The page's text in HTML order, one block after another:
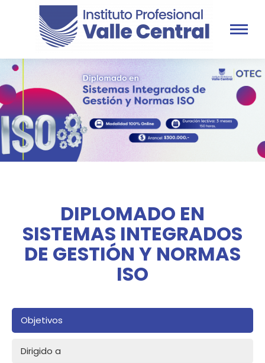
DIPLOMADO EN
SISTEMAS INTEGRADOS
DE GESTIÓN Y NORMAS
ISO
Objetivos
Dirigido a